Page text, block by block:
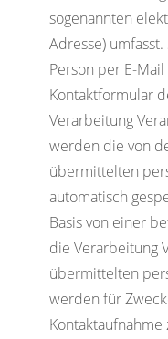
sogenannten
Adresse)
Person per E-
Kontaktformular
Verarbeitung
werden die von
übermittelten
automatisch
Basis von einer
die Verarbeitung
übermittelten
werden für